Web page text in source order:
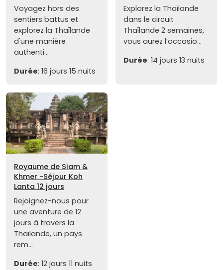
Voyagez hors des
sentiers battus et
explorez la Thaïlande
d'une manière
authenti...
Durée: 16 jours 15 nuits
Explorez la Thaïlande
dans le circuit
Thaïlande 2 semaines,
vous aurez l’occasio...
Durée: 14 jours 13 nuits
Royaume de Siam &
Khmer -Séjour Koh
Lanta 12 jours
Rejoignez-nous pour
une aventure de 12
jours à travers la
Thaïlande, un pays
rem...
Durée: 12 jours 11 nuits